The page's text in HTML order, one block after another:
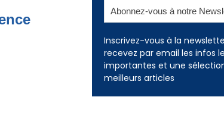
Inscrivez-vous à la
recevez par email les infos
importantes et une
meilleurs articles